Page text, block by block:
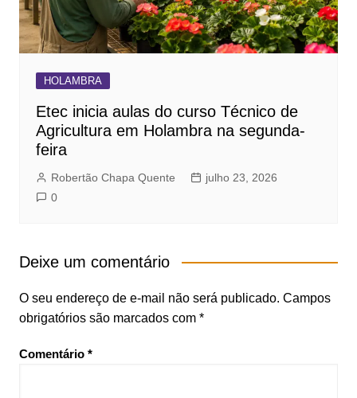
HOLAMBRA
Etec inicia aulas do curso Técnico de
Agricultura em Holambra na segunda-
feira
Robertão Chapa Quente
julho 23, 2026
0
Deixe um comentário
O seu endereço de e-mail não será publicado. Campos
obrigatórios são marcados com *
Comentário *